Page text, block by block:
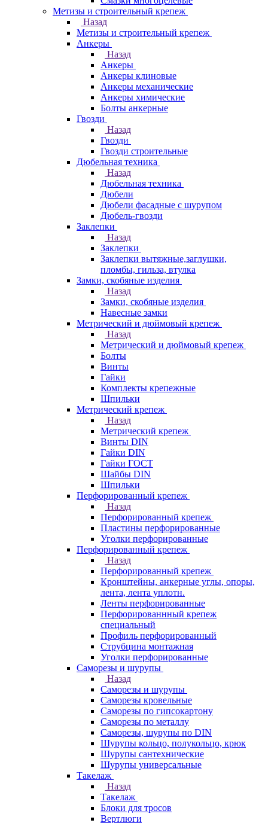
Метизы и строительный крепеж
Назад
Метизы и строительный крепеж
Анкеры
Назад
Анкеры
Анкеры клиновые
Анкеры механические
Анкеры химические
Болты анкерные
Гвозди
Назад
Гвозди
Гвозди строительные
Дюбельная техника
Назад
Дюбельная техника
Дюбели
Дюбели фасадные с шурупом
Дюбель-гвозди
Заклепки
Назад
Заклепки
Заклепки вытяжные,заглушки,
пломбы, гильза, втулка
Замки, скобяные изделия
Назад
Замки, скобяные изделия
Навесные замки
Метрический и дюймовый крепеж
Назад
Метрический и дюймовый крепеж
Болты
Винты
Гайки
Комплекты крепежные
Шпильки
Метрический крепеж
Назад
Метрический крепеж
Винты DIN
Гайки DIN
Гайки ГОСТ
Шайбы DIN
Шпильки
Перфорированный крепеж
Назад
Перфорированный крепеж
Пластины перфорированные
Уголки перфорированные
Перфорированный крепеж
Назад
Перфорированный крепеж
Кронштейны, анкерные углы, опоры,
лента, лента уплотн.
Ленты перфорированные
Перфорированнный крепеж
специальный
Профиль перфорированный
Струбцина монтажная
Уголки перфорированные
Саморезы и шурупы
Назад
Саморезы и шурупы
Саморезы кровельные
Саморезы по гипсокартону
Саморезы по металлу
Саморезы, шурупы по DIN
Шурупы кольцо, полукольцо, крюк
Шурупы сантехнические
Шурупы универсальные
Такелаж
Назад
Такелаж
Блоки для тросов
Вертлюги